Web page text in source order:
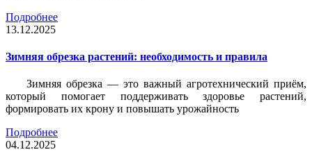
Подробнее
13.12.2025
Зимняя обрезка растений: необходимость и правила
Зимняя обрезка — это важный агротехнический приём,
который помогает поддерживать здоровье растений,
формировать их крону и повышать урожайность
Подробнее
04.12.2025